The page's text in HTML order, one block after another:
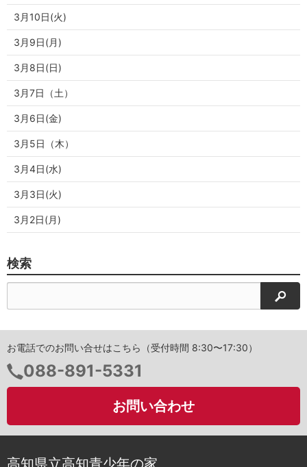
3月10日(火)
3月9日(月)
3月8日(日)
3月7日（土）
3月6日(金)
3月5日（木）
3月4日(水)
3月3日(火)
3月2日(月)
検索
検索
お電話でのお問い合せはこちら（受付時間 8:30〜17:30）
電
話
号：
088-891-5331
お問い合わせ
高知県立高知青少年の家